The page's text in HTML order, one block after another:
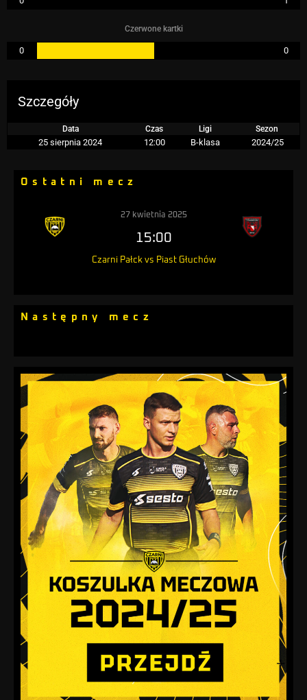
Czerwone kartki
0 0
Szczegóły
Data Czas Ligi Sezon
25 sierpnia 2024 12:00 B-klasa 2024/25
Ostatni mecz
27 kwietnia 2025
15:00
Czarni Pałck vs Piast Głuchów
Następny mecz